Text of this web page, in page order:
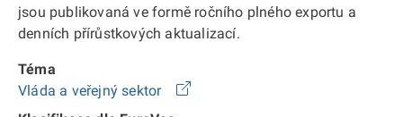
jsou publikovaná ve formě ročního plného exportu a
denních přírůstkových aktualizací.
Téma
Vláda a veřejný sektor